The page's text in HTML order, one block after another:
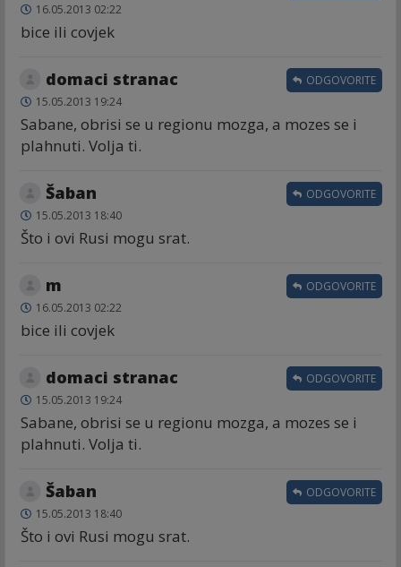
16.05.2013 02:22
bice ili covjek
domaci stranac
15.05.2013 19:24
Sabane, obrisi se u regionu mozga, a mozes se i
plahnuti. Volja ti.
ODGOVORITE
Šaban
15.05.2013 18:40
Što i ovi Rusi mogu srat.
ODGOVORITE
m
16.05.2013 02:22
bice ili covjek
ODGOVORITE
domaci stranac
15.05.2013 19:24
Sabane, obrisi se u regionu mozga, a mozes se i
plahnuti. Volja ti.
ODGOVORITE
Šaban
15.05.2013 18:40
Što i ovi Rusi mogu srat.
ODGOVORITE